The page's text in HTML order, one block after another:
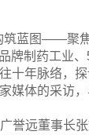
蓝图——聚
牌制药工业
十年脉络，
媒体的采访
广誉远董事长